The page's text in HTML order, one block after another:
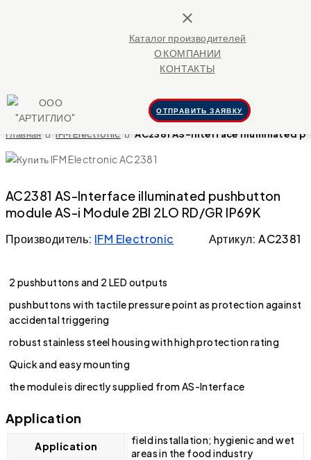
close
Каталог производителей
О КОМПАНИИ
КОНТАКТЫ
ОТПРАВИТЬ ЗАЯВКУ
Главная IFM Electronic AC2381 AS-Interface illuminated
AC2381 AS-Interface illuminated pushbutton
module AS-i Module 2BI 2LO RD/GR IP69K
Производитель: IFM Electronic Артикул: AC2381
2 pushbuttons and 2 LED outputs
pushbuttons with tactile pressure point as protection against
accidental triggering
robust stainless steel housing with high protection rating
Quick and easy mounting
the module is directly supplied from AS-Interface
Application
Application
field installation; hygienic and wet
areas in the food industry